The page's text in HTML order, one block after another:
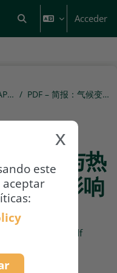
este
aceptar
x
Selector de búsqueda
Acceder
NATURLAND BRIEFING PAPER / HOJA INFORMATIVE DE NATURLAND PDF – 简报：⽓候变化与热应激对农业⼯作条件的影响
变化与热
件的影响